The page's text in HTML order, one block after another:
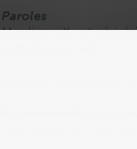
Paroles
Moulins, ville et